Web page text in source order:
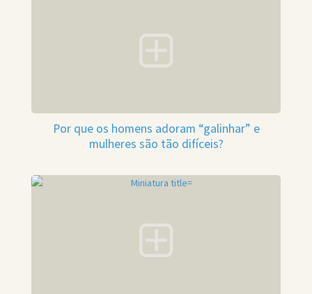
Por que os homens adoram “galinhar” e
mulheres são tão difíceis?